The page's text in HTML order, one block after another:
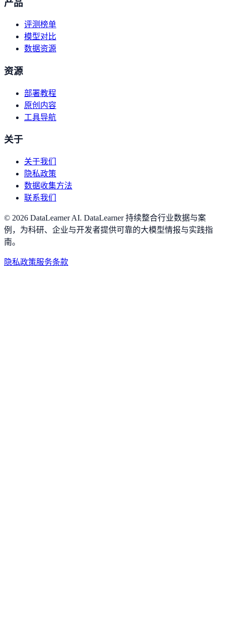
产品
评测榜单
模型对比
数据资源
资源
部署教程
原创内容
工具导航
关于
关于我们
隐私政策
数据收集方法
联系我们
© 2026 DataLearner AI. DataLearner 持续整合行业数据与案
例，为科研、企业与开发者提供可靠的大模型情报与实践指
南。
隐私政策服务条款